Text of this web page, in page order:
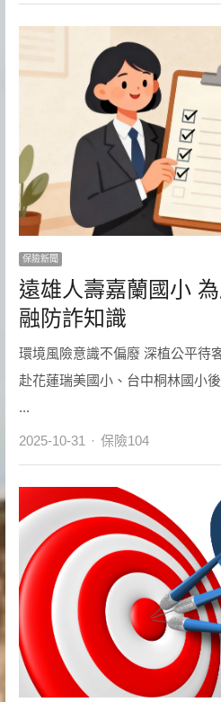
保險新聞
遠雄人壽嘉蘭國小
融防詐知識
環境風險意識不偏廢 深植公平待
赴花蓮瑞美國小、台中桐林國小
...
2025-10-31 Author
保險104